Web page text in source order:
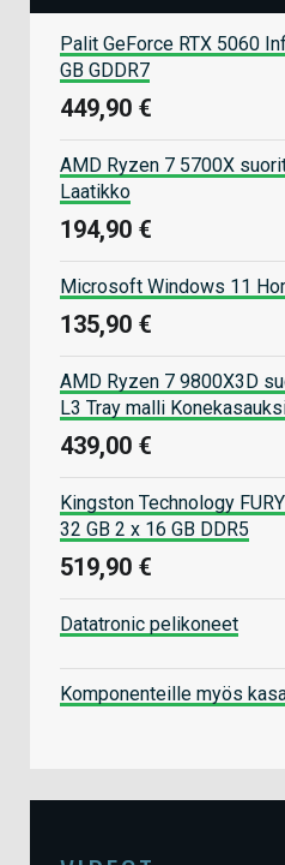
Palit GeForce RTX 5060
GB GDDR7
449,90 €
AMD Ryzen 7 5700X
Laatikko
194,90 €
Microsoft Windows 11
135,90 €
AMD Ryzen 7 9800X3D
L3 Tray malli
439,00 €
Kingston Technology
32 GB 2 x 16 GB DDR5
519,90 €
Datatronic pelikoneet
Komponenteille myös